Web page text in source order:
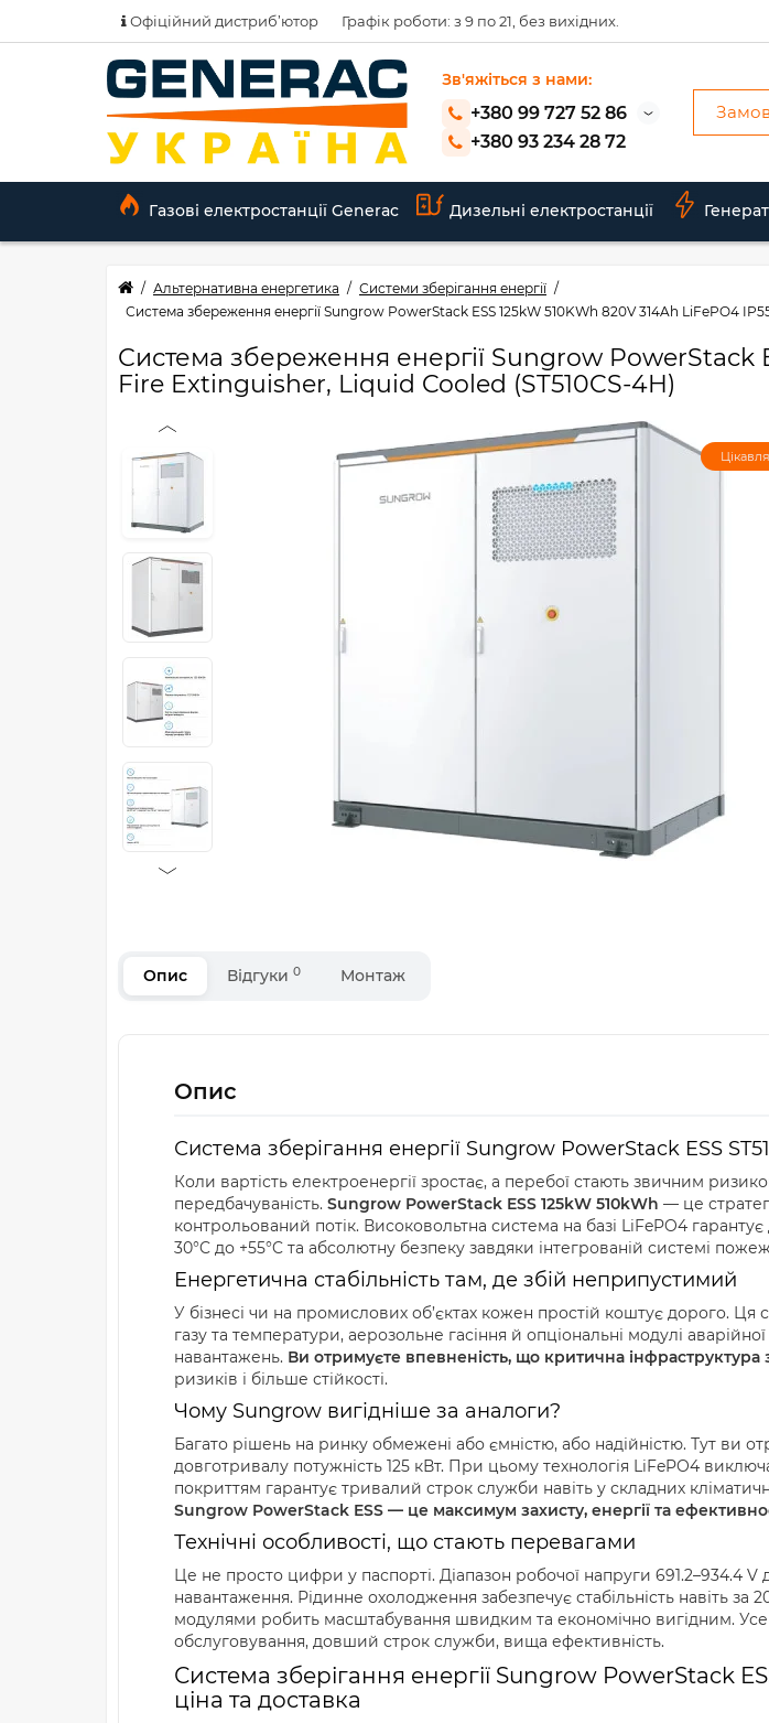
Офіційний дистриб’ютор Графік роботи: з 9 по 21, без вихідних.
Зв'яжіться з нами:
+380 99 727 52 86
+380 93 234 28 72
Газові електростанції Generac Дизельні електростанції
Альтернативна енергетика
Системи зберігання енергії
Система збереження енергії Sungrow PowerStack ESS 125kW 510KWh 820V 314Ah LiFePO4
Система збереження енергії Sungrow PowerStack
Fire Extinguisher, Liquid Cooled (ST510CS-4H)
Опис Відгуки 0 Монтаж
Опис
Система зберігання енергії Sungrow PowerStack ESS
Коли вартість електроенергії зростає, а перебої стають звичним
передбачуваність. Sungrow PowerStack ESS 125kW 510kWh — це
контрольований потік. Високовольтна система на базі LiFePO4
30°C до +55°C та абсолютну безпеку завдяки інтегрованій системі
Енергетична стабільність там, де збій неприпустимий
У бізнесі чи на промислових об’єктах кожен простій коштує дорого.
газу та температури, аерозольне гасіння й опціональні модулі
навантажень. Ви отримуєте впевненість, що критична
ризиків і більше стійкості.
Чому Sungrow вигідніше за аналоги?
Багато рішень на ринку обмежені або ємністю, або надійністю. Тут ви
довготривалу потужність 125 кВт. При цьому технологія LiFePO4
покриттям гарантує тривалий строк служби навіть у складних
Sungrow PowerStack ESS — це максимум захисту, енергії та
Технічні особливості, що стають перевагами
Це не просто цифри у паспорті. Діапазон робочої напруги 691.2–934.4 V
навантаження. Рідинне охолодження забезпечує стабільність навіть за
модулями робить масштабування швидким та економічно вигідним.
обслуговування, довший строк служби, вища ефективність.
Система зберігання енергії Sungrow PowerStack
ціна та доставка